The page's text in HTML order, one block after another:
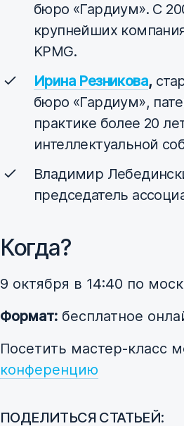
бюро «Гардиум». C
крупнейших
KPMG.
Ирина Резникова,
бюро «Гардиум»,
практике более 20
интеллектуальной
Владимир
председатель
Когда?
9 октября в 14:40 по
Формат: бесплатное
Посетить мастер-класс
конференцию
ПОДЕЛИТЬСЯ СТАТЬЕЙ: